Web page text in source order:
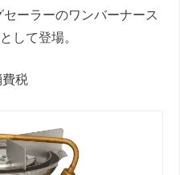
ーラーのワンバーナース
して登場。
費税